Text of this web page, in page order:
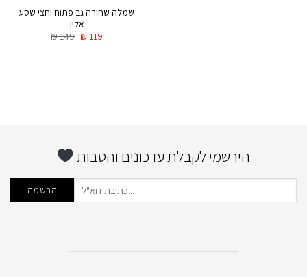
שמלה שחורה גב פתוח וחצי שסע
אלין
₪149 ₪119
הירשמי לקבלת עדכונים והטבות